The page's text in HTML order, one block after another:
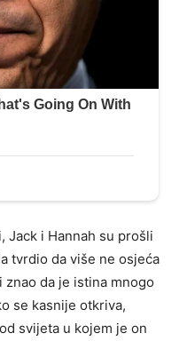
Jack i Hannah su prošli
tvrdio da više ne osjeća
da je istina mnogo
se kasnije otkriva,
svijeta u kojem je on